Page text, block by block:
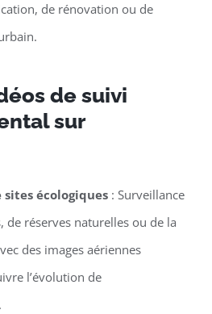
de rénovation ou de
de suivi
sur
écologiques: Surveillance
de réserves naturelles ou de la
des images aériennes
l’évolution de